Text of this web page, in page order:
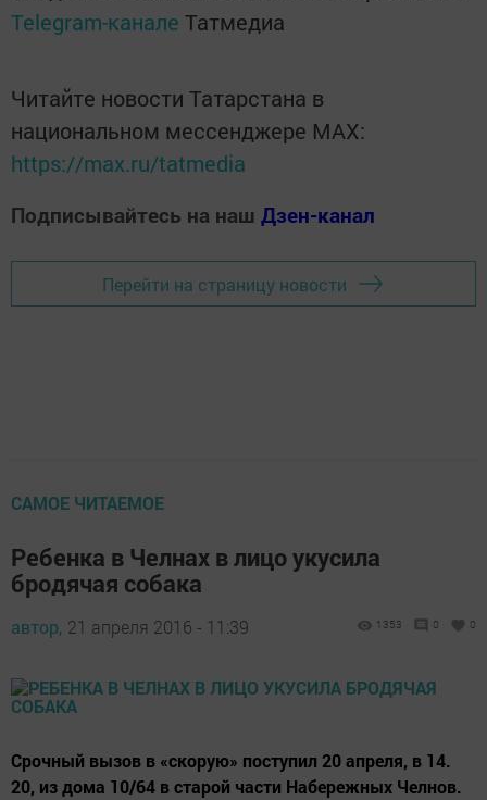
Telegram-канале Татмедиа
Читайте новости Татарстана в
национальном мессенджере MАХ:
https://max.ru/tatmedia
Подписывайтесь на наш Дзен-канал
Перейти на страницу новости
САМОЕ ЧИТАЕМОЕ
Ребенка в Челнах в лицо укусила
бродячая собака
автор, 21 апреля 2016 - 11:39 1353 0 0
Срочный вызов в «скорую» поступил 20 апреля, в 14.
20, из дома 10/64 в старой части Набережных Челнов.